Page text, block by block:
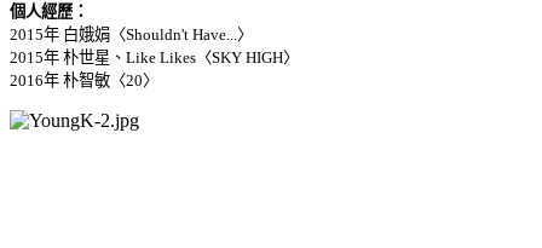
個人經歷：
2015年 白娥娟〈Shouldn't Have...〉
2015年 朴世星、Like Likes〈SKY HIGH〉
2016年 朴智敏〈20〉